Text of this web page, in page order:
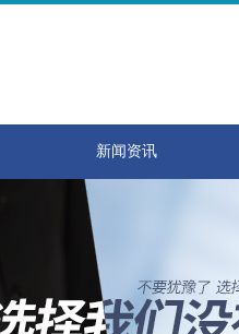
新闻资讯